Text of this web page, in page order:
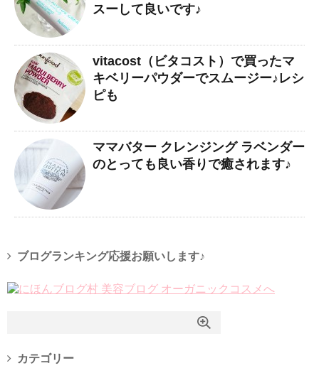
スーして良いです♪
vitacost（ビタコスト）で買ったマ
キベリーパウダーでスムージー♪レシ
ピも
ママバター クレンジング ラベンダー
のとっても良い香りで癒されます♪
ブログランキング応援お願いします♪
カテゴリー